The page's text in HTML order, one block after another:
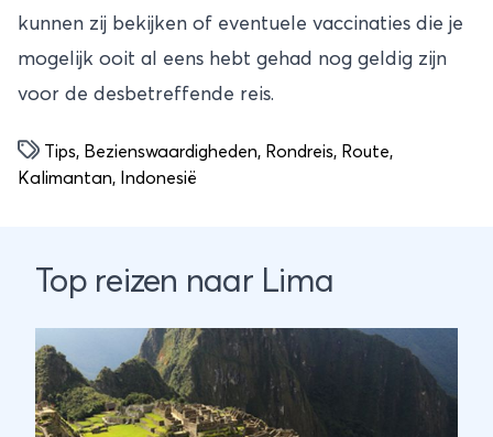
kunnen zij bekijken of eventuele vaccinaties die je
mogelijk ooit al eens hebt gehad nog geldig zijn
voor de desbetreffende reis.
Tips, Bezienswaardigheden, Rondreis, Route,
Kalimantan, Indonesië
Top reizen naar Lima